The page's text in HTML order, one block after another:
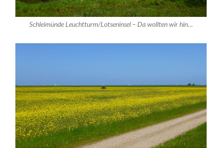
Schleimünde Leuchtturm/Lotseninsel – Da wollten wir hin…